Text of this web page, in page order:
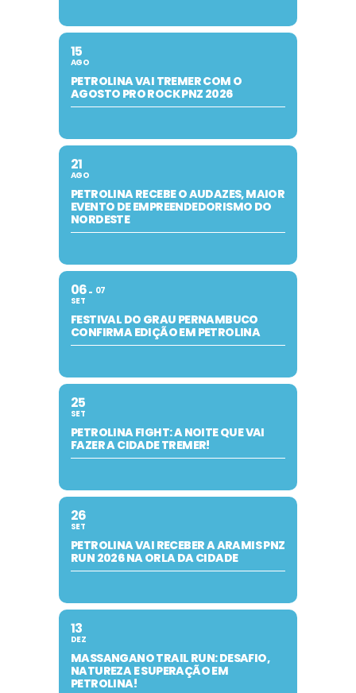
15
AGO
PETROLINA VAI TREMER COM O
AGOSTO PRO ROCK PNZ 2026
21
AGO
PETROLINA RECEBE O AUDAZES, MAIOR
EVENTO DE EMPREENDEDORISMO DO
NORDESTE
06
SET
07
FESTIVAL DO GRAU PERNAMBUCO
CONFIRMA EDIÇÃO EM PETROLINA
25
SET
PETROLINA FIGHT: A NOITE QUE VAI
FAZER A CIDADE TREMER!
26
SET
PETROLINA VAI RECEBER A ARAMIS PNZ
RUN 2026 NA ORLA DA CIDADE
13
DEZ
MASSANGANO TRAIL RUN: DESAFIO,
NATUREZA E SUPERAÇÃO EM
PETROLINA!